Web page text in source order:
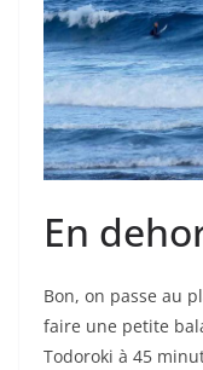
En
Bon, on passe au
faire une petite
Todoroki à 45